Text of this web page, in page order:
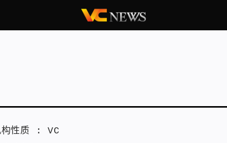
构性质 : VC